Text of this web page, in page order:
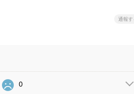
通報す
0